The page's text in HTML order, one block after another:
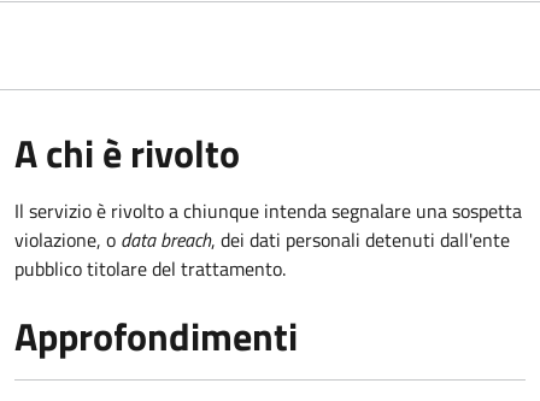
A chi è rivolto
Il servizio è rivolto a chiunque intenda segnalare una sospetta
violazione, o data breach, dei dati personali detenuti dall'ente
pubblico titolare del trattamento.
Approfondimenti